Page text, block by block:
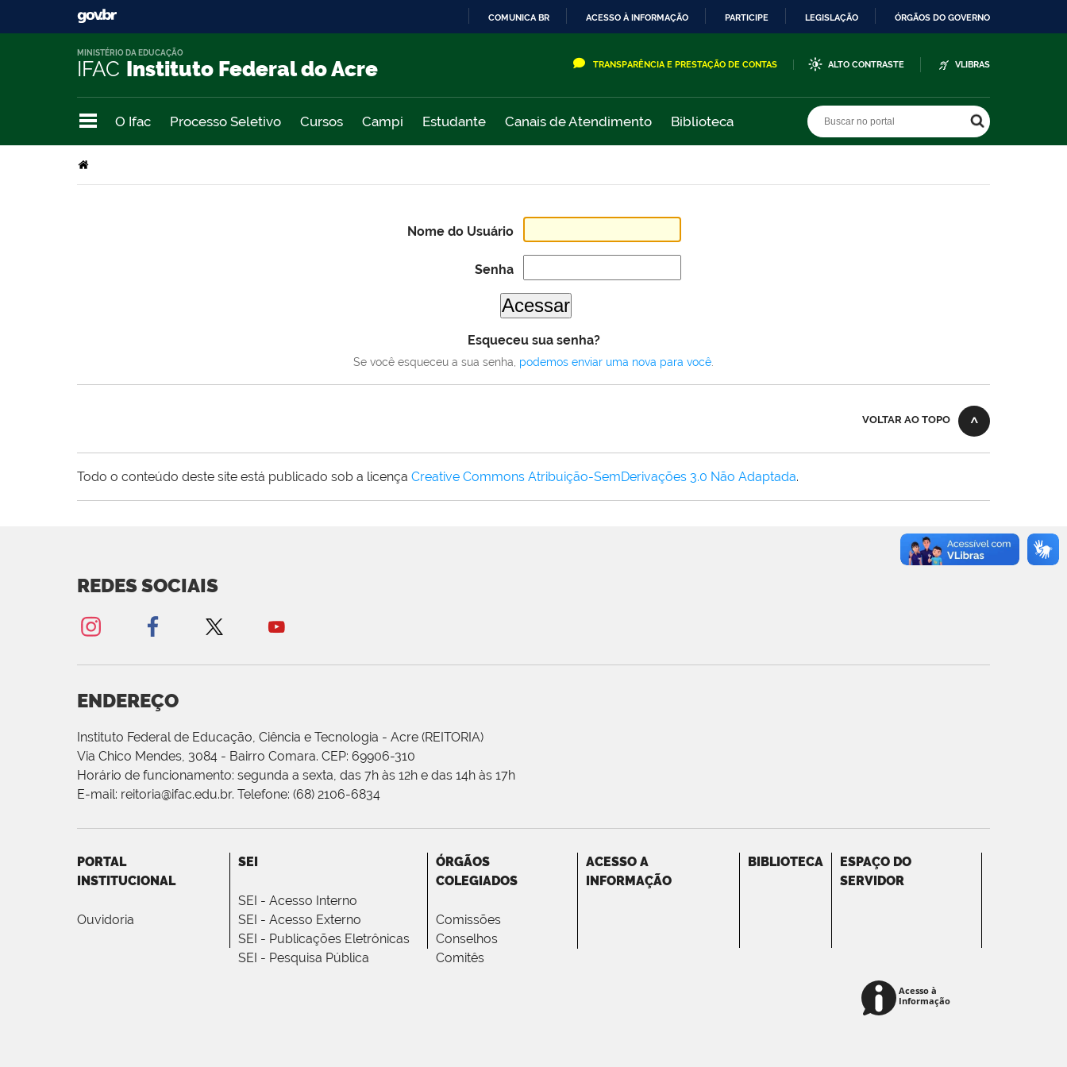
COMUNICA BR ACESSO À INFORMAÇÃO PARTICIPE LEGISLAÇÃO ÓRGÃOS DO GOVERNO
IFAC Instituto Federal do Acre
MINISTÉRIO DA EDUCAÇÃO
TRANSPARÊNCIA E PRESTAÇÃO DE CONTAS ALTO CONTRASTE VLIBRAS
O Ifac Processo Seletivo Cursos Campi Estudante Canais de Atendimento Biblioteca
Nome do Usuário
Senha
Esqueceu sua senha?
Se você esqueceu a sua senha, podemos enviar uma nova para você
VOLTAR AO TOPO
Todo o conteúdo deste site está publicado sob a licença Creative Commons Atribuição-SemDerivações 3.0 Não Adaptada.
REDES SOCIAIS
ENDEREÇO
Instituto Federal de Educação, Ciência e Tecnologia - Acre (REITORIA)
Via Chico Mendes, 3084 - Bairro Comara. CEP: 69906-310
Horário de funcionamento: segunda a sexta, das 7h às 12h e das 14h às 17h
E-mail: reitoria@ifac.edu.br. Telefone: (68) 2106-6834
PORTAL
INSTITUCIONAL
Ouvidoria
SEI
SEI - Acesso Interno
SEI - Acesso Externo
SEI - Publicações Eletrônicas
SEI - Pesquisa Pública
ÓRGÃOS
COLEGIADOS
Comissões
Conselhos
Comitês
ACESSO A
INFORMAÇÃO
BIBLIOTECA
ESPAÇO DO
SERVIDOR